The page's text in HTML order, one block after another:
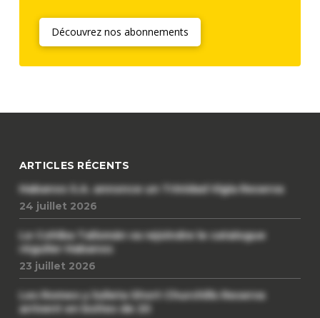
Découvrez nos abonnements
ARTICLES RÉCENTS
Habanos S.A. annonce un Trinidad Vigia Reserva
24 juillet 2026
Le Cohiba Talismán va rejoindre le catalogue
régulier Habanos
23 juillet 2026
Les Romeo y Julieta Short Churchills Reserva
arrivent en boîtes de 20